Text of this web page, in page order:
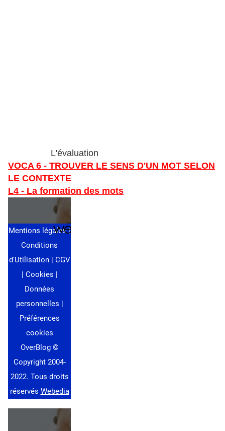
L'évaluation
VOCA 6 - TROUVER LE SENS D'UN MOT SELON
LE CONTEXTE
L4 - La formation des mots